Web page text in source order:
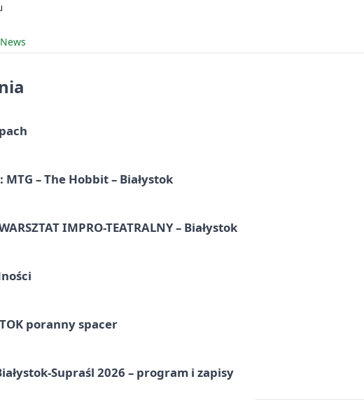
– The Hobbit – Białystok
IMPRO-TEATRALNY – Białystok
poranny spacer
Supraśl 2026 – program i zapisy